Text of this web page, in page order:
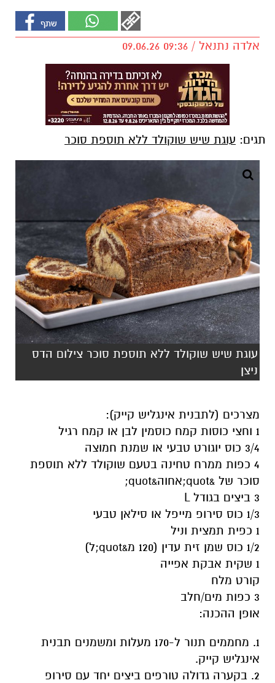
אלדה נתנאל / 09:36 09.06.26
תגים: עוגת שיש שוקולד ללא תוספת סוכר
עוגת שיש שוקולד ללא תוספת סוכר צילום הדס
ניצן
מצרכים (לתבנית אינגליש קייק):
1 וחצי כוסות קמח כוסמין לבן או קמח רגיל
3/4 כוס יוגורט טבעי או שמנת חמוצה
4 כפות ממרח טחינה בטעם שוקולד ללא תוספת
סוכר של &quot;אחוה&quot;
3 ביצים בגודל L
1/3 כוס סירופ מייפל או סילאן טבעי
1 כפית תמצית וניל
1/2 כוס שמן זית עדין (120 מ&quot;ל)
1 שקית אבקת אפייה
קורט מלח
3 כפות מים/חלב
אופן ההכנה:
1. מחממים תנור ל-170 מעלות ומשמנים תבנית
אינגליש קייק.
2. בקערה גדולה טורפים ביצים יחד עם סירופ